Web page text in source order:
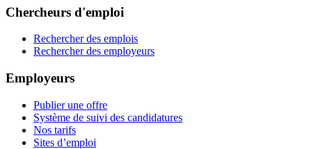
Chercheurs d'emploi
Rechercher des emplois
Rechercher des employeurs
Employeurs
Publier une offre
Système de suivi des candidatures
Nos tarifs
Sites d’emploi